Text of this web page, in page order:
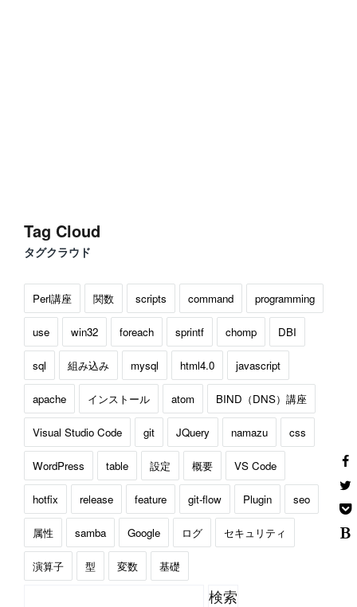
Tag Cloud
タグクラウド
Perl講座 関数 scripts command programming
use win32 foreach sprintf chomp DBI
sql 組み込み mysql html4.0 javascript
apache インストール atom BIND（DNS）講座
Visual Studio Code git JQuery namazu css
WordPress table 設定 概要 VS Code
hotfix release feature git-flow Plugin seo
属性 samba Google ログ セキュリティ
演算子 型 変数 基礎